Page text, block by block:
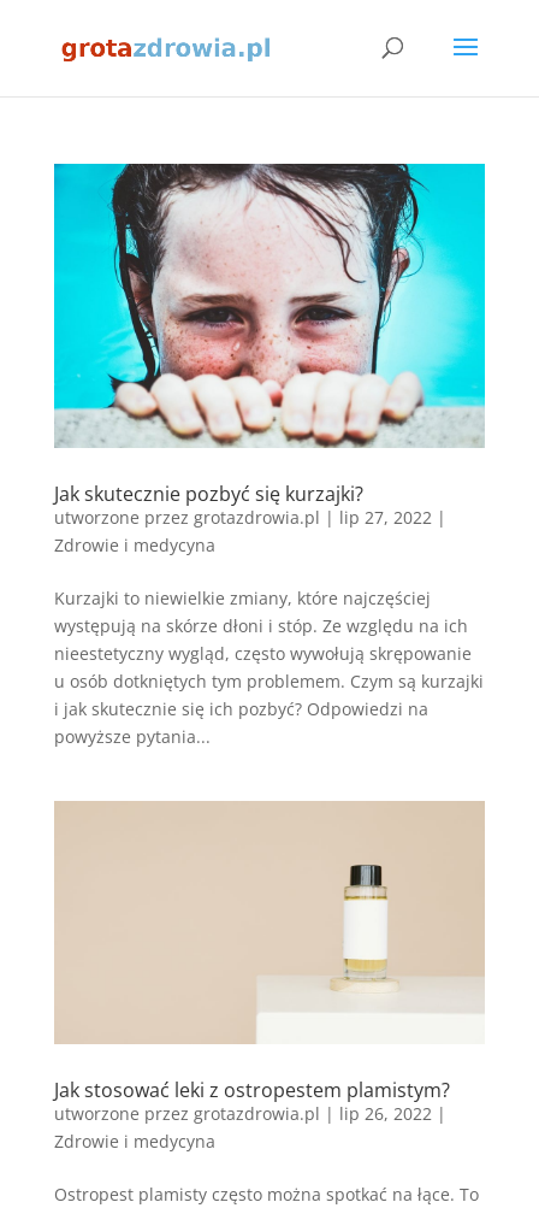
Jak skutecznie pozbyć się kurzajki?
utworzone przez grotazdrowia.pl | lip 27, 2022|
Zdrowie i medycyna
Kurzajki to niewielkie zmiany, które najczęściej
występują na skórze dłoni i stóp. Ze względu na ich
nieestetyczny wygląd, często wywołują skrępowanie
u osób dotkniętych tym problemem. Czym są kurzajki
i jak skutecznie się ich pozbyć? Odpowiedzi na
powyższe pytania...
Jak stosować leki z ostropestem plamistym?
utworzone przez grotazdrowia.pl | lip 26, 2022|
Zdrowie i medycyna
Ostropest plamisty często można spotkać na łące. To